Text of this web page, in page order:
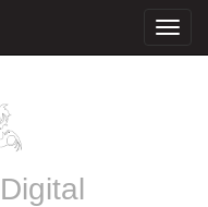
Digital